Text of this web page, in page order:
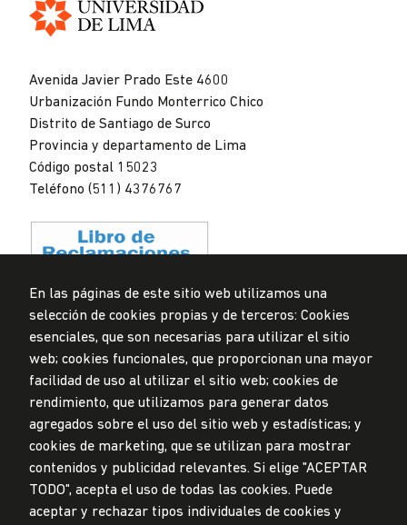
Avenida Javier Prado Este 4600
Urbanización Fundo Monterrico Chico
Distrito de Santiago de Surco
Provincia y departamento de Lima
Código postal 15023
Teléfono (511) 4376767
Privacidad de datos personales
Mesa de partes
© Universidad de Lima, 2024
Todos los derechos reservados
Diseñado porPartners
LA UNIVERSIDAD DE LIMA ES MIEMBRO DE
En las páginas de este sitio web utilizamos una
selección de cookies propias y de terceros: Cookies
esenciales, que son necesarias para utilizar el sitio
web; cookies funcionales, que proporcionan una mayor
facilidad de uso al utilizar el sitio web; cookies de
rendimiento, que utilizamos para generar datos
agregados sobre el uso del sitio web y estadísticas; y
cookies de marketing, que se utilizan para mostrar
contenidos y publicidad relevantes. Si elige "ACEPTAR
TODO", acepta el uso de todas las cookies. Puede
aceptar y rechazar tipos individuales de cookies y